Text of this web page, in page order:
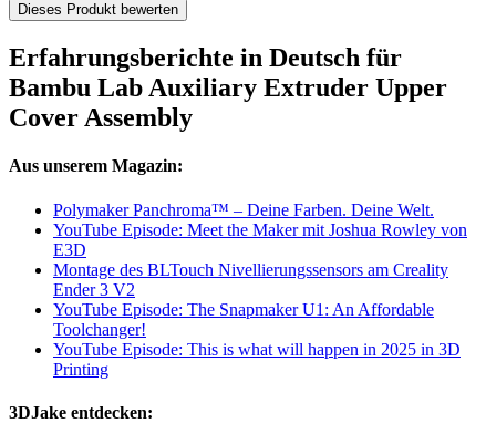
Dieses Produkt bewerten
Erfahrungsberichte in Deutsch für
Bambu Lab Auxiliary Extruder Upper
Cover Assembly
Aus unserem Magazin:
Polymaker Panchroma™ – Deine Farben. Deine Welt.
YouTube Episode: Meet the Maker mit Joshua Rowley von
E3D
Montage des BLTouch Nivellierungssensors am Creality
Ender 3 V2
YouTube Episode: The Snapmaker U1: An Affordable
Toolchanger!
YouTube Episode: This is what will happen in 2025 in 3D
Printing
3DJake entdecken: